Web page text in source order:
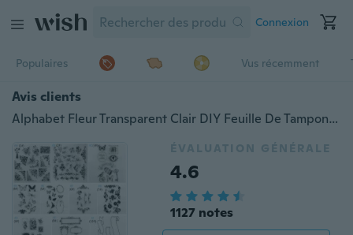
Connexion
Populaires Vus récemment
Avis clients
Alphabet Fleur Transparent Clair DIY Feuille De Tampon En Caoutchouc Cling Scrapbooking Seal
ÉVALUATION GÉNÉRALE
4.6
1127 notes